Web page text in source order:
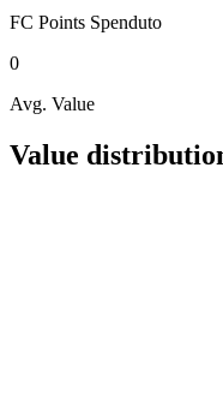
FC Points Spenduto
0
Avg. Value
Value